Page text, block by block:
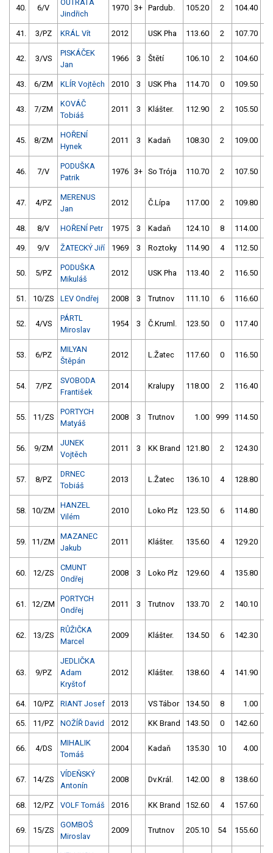
40. 6/V
OUTRATA
Jindřich
1970 3+ Pardub. 105.20 2 104.40
41. 3/PZ KRÁL Vít 2012 USK Pha 113.60 2 107.70
42. 3/VS
PISKÁČEK
Jan
1966 3 Štětí 106.10 2 104.60
43. 6/ZM KLÍR Vojtěch 2010 3 USK Pha 114.70 0 109.50
43. 7/ZM
KOVÁČ
Tobiáš
2011 3 Klášter. 112.90 2 105.50
45. 8/ZM
HOŘENÍ
Hynek
2011 3 Kadaň 108.30 2 109.00
46. 7/V
PODUŠKA
Patrik
1976 3+ So Trója 110.70 2 107.50
47. 4/PZ
MERENUS
Jan
2012 Č.Lípa 117.00 2 109.80
48. 8/V HOŘENÍ Petr 1975 3 Kadaň 124.10 8 114.00
49. 9/V ŽATECKÝ Jiří 1969 3 Roztoky 114.90 4 112.50
50. 5/PZ
PODUŠKA
Mikuláš
2012 USK Pha 113.40 2 116.50
51. 10/ZS LEV Ondřej 2008 3 Trutnov 111.10 6 116.60
52. 4/VS
PÁRTL
Miroslav
1954 3 Č.Kruml. 123.50 0 117.40
53. 6/PZ
MILYAN
Štěpán
2012 L.Žatec 117.60 0 116.50
54. 7/PZ
SVOBODA
František
2014 Kralupy 118.00 2 116.40
55. 11/ZS
PORTYCH
Matyáš
2008 3 Trutnov 1.00 999 114.50
56. 9/ZM
JUNEK
Vojtěch
2011 3 KK Brand 121.80 2 124.30
57. 8/PZ
DRNEC
Tobiáš
2013 L.Žatec 136.10 4 128.80
58. 10/ZM
HANZEL
Vilém
2010 Loko Plz 123.50 6 114.80
59. 11/ZM
MAZANEC
Jakub
2011 Klášter. 135.60 4 129.20
60. 12/ZS
CMUNT
Ondřej
2008 3 Loko Plz 129.60 4 135.80
61. 12/ZM
PORTYCH
Ondřej
2011 3 Trutnov 133.70 2 140.10
62. 13/ZS
RŮŽIČKA
Marcel
2009 Klášter. 134.50 6 142.30
63. 9/PZ
JEDLIČKA
Adam
Kryštof
2012 Klášter. 138.60 4 141.90
64. 10/PZ RIANT Josef 2013 VS Tábor 134.50 8 1.00
65. 11/PZ NOŽÍŘ David 2012 KK Brand 143.50 0 142.60
66. 4/DS
MIHALIK
Tomáš
2004 Kadaň 135.30 10 4.00
67. 14/ZS
VÍDEŇSKÝ
Antonín
2008 Dv.Král. 142.00 8 138.60
68. 12/PZ VOLF Tomáš 2016 KK Brand 152.60 4 157.60
69. 15/ZS
GOMBOŠ
Miroslav
2009 Trutnov 205.10 54 155.60